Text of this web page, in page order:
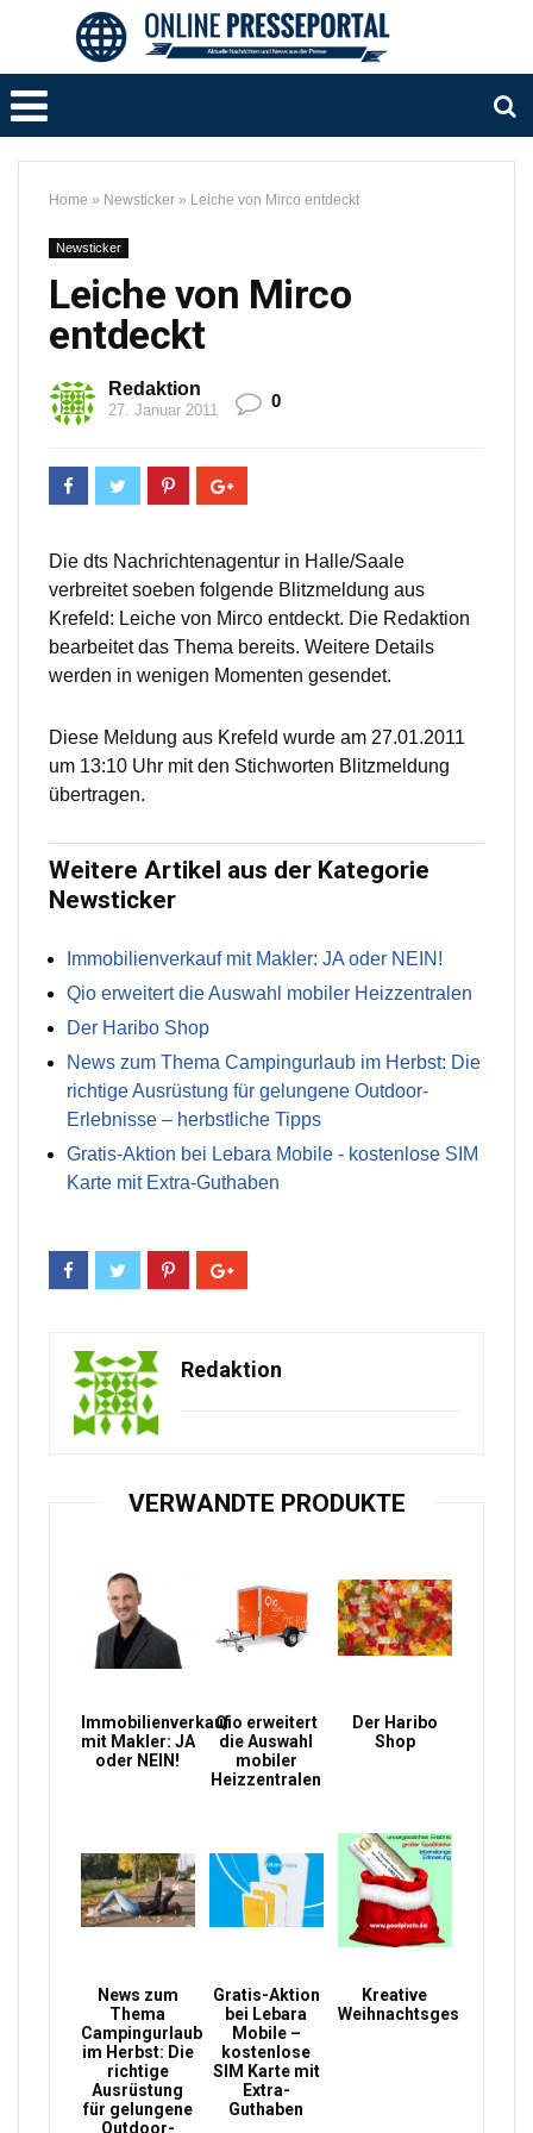
Home » Newsticker » Leiche von Mirco entdeckt
Newsticker
Leiche von Mirco
entdeckt
Redaktion
27. Januar 2011 0
Die dts Nachrichtenagentur in Halle/Saale
verbreitet soeben folgende Blitzmeldung aus
Krefeld: Leiche von Mirco entdeckt. Die Redaktion
bearbeitet das Thema bereits. Weitere Details
werden in wenigen Momenten gesendet.
Diese Meldung aus Krefeld wurde am 27.01.2011
um 13:10 Uhr mit den Stichworten Blitzmeldung
übertragen.
Weitere Artikel aus der Kategorie
Newsticker
Immobilienverkauf mit Makler: JA oder NEIN!
Qio erweitert die Auswahl mobiler Heizzentralen
Der Haribo Shop
News zum Thema Campingurlaub im Herbst: Die
richtige Ausrüstung für gelungene Outdoor-
Erlebnisse – herbstliche Tipps
Gratis-Aktion bei Lebara Mobile - kostenlose SIM
Karte mit Extra-Guthaben
Redaktion
VERWANDTE PRODUKTE
Immobilienverkauf
mit Makler: JA
oder NEIN!
Qio erweitert
die Auswahl
mobiler
Heizzentralen
Der Haribo
Shop
News zum
Thema
Campingurlaub
im Herbst: Die
richtige
Ausrüstung
für gelungene
Outdoor-
Gratis-Aktion
bei Lebara
Mobile –
kostenlose
SIM Karte mit
Extra-
Guthaben
Kreative
Weihnachtsgeschenke